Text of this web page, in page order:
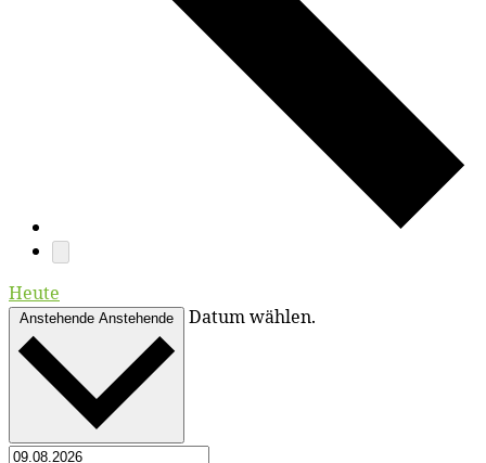
Heute
Anstehende Anstehende Datum wählen.